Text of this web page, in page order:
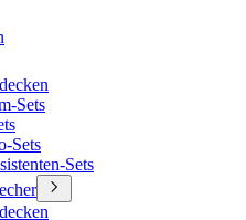
Sets
Sets
Sets